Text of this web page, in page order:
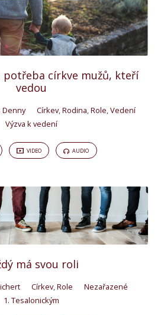
potřeba církve mužů, kteří
vedou
Denny Církev,Rodina,Role,Vedení
Výzva k vedení
VIDEO AUDIO
má svou roli
Církev,Role
Nezařazené
1. Tesalonickým